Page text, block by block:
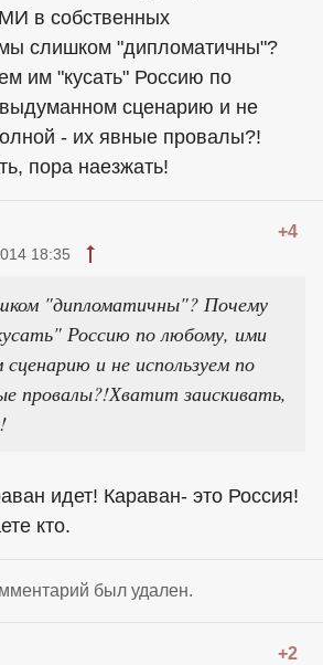
в собственных
слишком "дипломатичны"?
им "кусать" Россию по
сценарию и не
- их явные провалы?!
пора наезжать!
+4
18:35
"дипломатичны"? Почему
Россию по любому, ими
и не используем по
провалы?!Хватит заискивать,
идет! Караван- это Россия!
кто.
был удален.
+2